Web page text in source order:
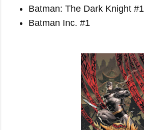
Batman: The Dark Knight #1
Batman Inc. #1